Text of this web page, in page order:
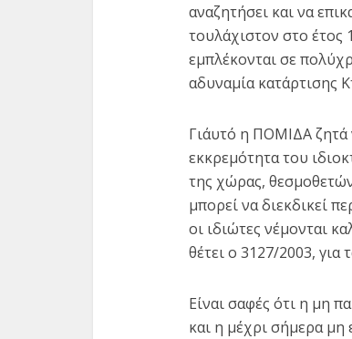
αναζητήσει και να
τουλάχιστον στο έτος
εμπλέκονται σε
αδυναμία κατάρτισης
Γι΄αυτό η ΠΟΜΙΔΑ
εκκρεμότητα του
της χώρας,
μπορεί να διεκδικεί
οι ιδιώτες νέμονται
θέτει ο 3127/2003, για
Είναι σαφές ότι η μη
και η μέχρι σήμερα μη